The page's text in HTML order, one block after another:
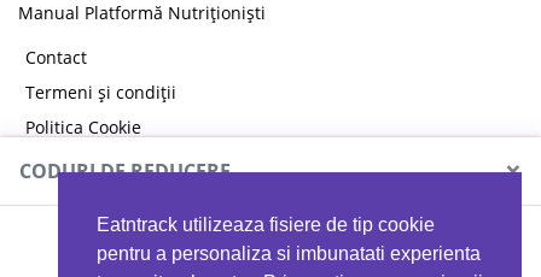
Eatntrack utilizeaza fisiere de tip cookie
pentru a personaliza si imbunatati experienta
Manual Platformă Nutriționiști
Contact
Termeni și condiții
Politica Cookie
Politica de confidențialitate
CODURI DE REDUCERE ×
MYPROTEIN